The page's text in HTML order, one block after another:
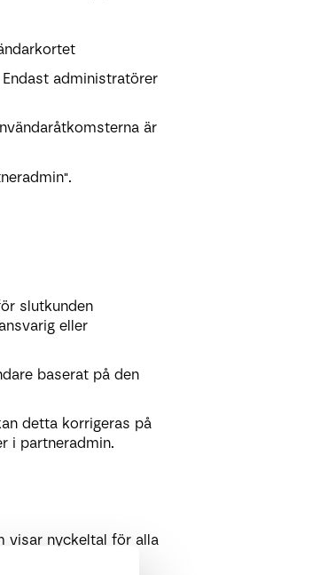
administratörer
är
slutkunden
eller
baserat på den
detta korrigeras på
i partneradmin.
visar nyckeltal för alla